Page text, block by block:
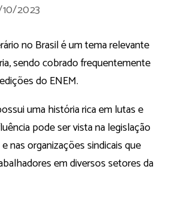
2023
no Brasil é um tema relevante
sendo cobrado frequentemente
do ENEM.
uma história rica em lutas e
pode ser vista na legislação
nas organizações sindicais que
em diversos setores da